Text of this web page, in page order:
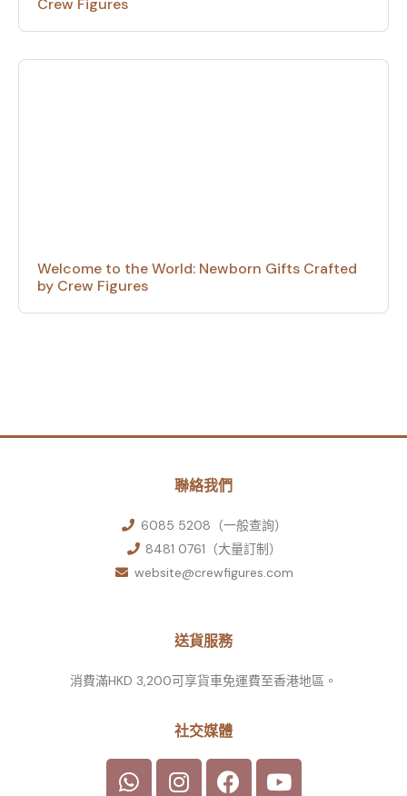
Crew Figures
Welcome to the World: Newborn Gifts Crafted
by Crew Figures
聯絡我們
6085 5208（一般查詢）
8481 0761（大量訂制）
website@crewfigures.com
送貨服務
消費滿HKD 3,200可享貨車免運費至香港地區。
社交媒體